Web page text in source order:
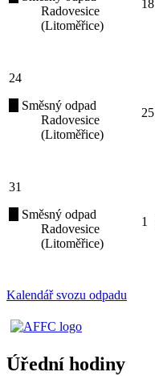
Radovesice
(Litoměřice)
18
24
Směsný odpad
Radovesice
(Litoměřice)
25
31
Směsný odpad
Radovesice
(Litoměřice)
1
Kalendář svozu odpadu
Úřední hodiny